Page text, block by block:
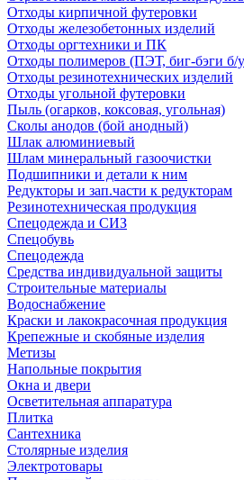
Отходы кирпичной футеровки
Отходы железобетонных изделий
Отходы оргтехники и ПК
Отходы полимеров (ПЭТ, биг-бэги б/
Отходы резинотехнических изделий
Отходы угольной футеровки
Пыль (огарков, коксовая, угольная)
Сколы анодов (бой анодный)
Шлак алюминиевый
Шлам минеральный газоочистки
Подшипники и детали к ним
Редукторы и зап.части к редукторам
Резинотехническая продукция
Спецодежда и СИЗ
Спецобувь
Спецодежда
Средства индивидуальной защиты
Строительные материалы
Водоснабжение
Краски и лакокрасочная продукция
Крепежные и скобяные изделия
Метизы
Напольные покрытия
Окна и двери
Осветительная аппаратура
Плитка
Сантехника
Столярные изделия
Электротовары